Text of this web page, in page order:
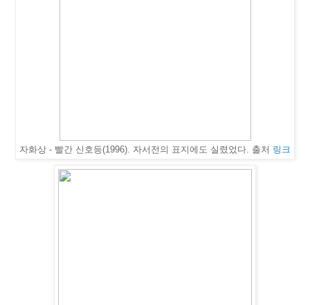
자화상 - 빨간 신호등(1996). 자서전의 표지에도 실렸었다. 출처 링크